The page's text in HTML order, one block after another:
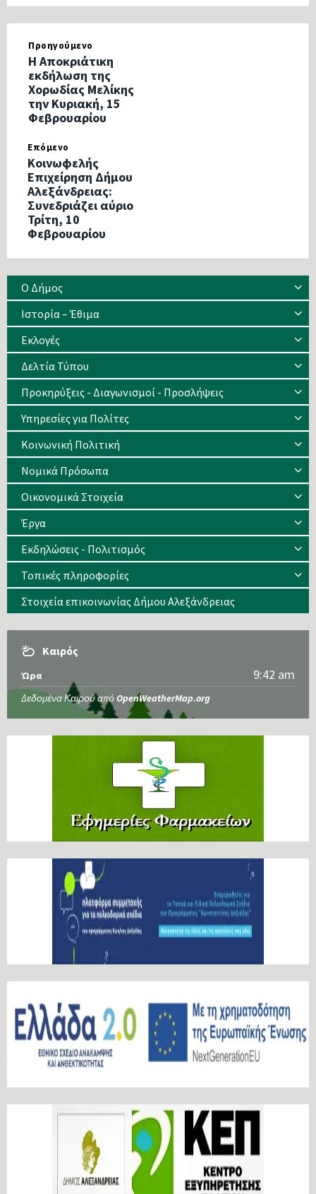
Προηγούμενο
Η Αποκριάτικη
εκδήλωση της
Χορωδίας Μελίκης
την Κυριακή, 15
Φεβρουαρίου
Επόμενο
Κοινωφελής
Επιχείρηση Δήμου
Αλεξάνδρειας:
Συνεδριάζει αύριο
Τρίτη, 10
Φεβρουαρίου
Ο Δήμος
Ιστορία – Έθιμα
Eκλογές
Δελτία Τύπου
Προκηρύξεις - Διαγωνισμοί - Προσλήψεις
Υπηρεσίες για Πολίτες
Κοινωνική Πολιτική
Νομικά Πρόσωπα
Οικονομικά Στοιχεία
Έργα
Εκδηλώσεις - Πολιτισμός
Τοπικές πληροφορίες
Στοιχεία επικοινωνίας Δήμου Αλεξάνδρειας
Καιρός
Ώρα 9:42 am
Δεδομένα Καιρού από OpenWeatherMap.org